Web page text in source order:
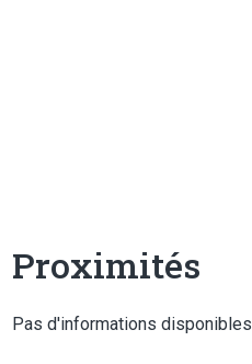
Proximités
Pas d'informations disponibles